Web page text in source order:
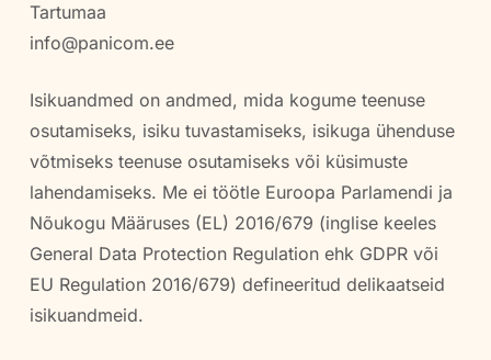
Tartumaa
info@panicom.ee
Isikuandmed on andmed, mida kogume teenuse
osutamiseks, isiku tuvastamiseks, isikuga ühenduse
võtmiseks teenuse osutamiseks või küsimuste
lahendamiseks. Me ei töötle Euroopa Parlamendi ja
Nõukogu Määruses (EL) 2016/679 (inglise keeles
General Data Protection Regulation ehk GDPR või
EU Regulation 2016/679) defineeritud delikaatseid
isikuandmeid.